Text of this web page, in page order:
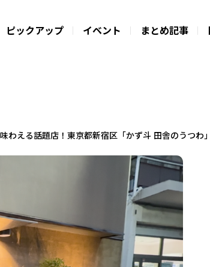
ピックアップ イベント まとめ記事
わえる話題店！東京都新宿区「かず斗 田舎のうつわ」